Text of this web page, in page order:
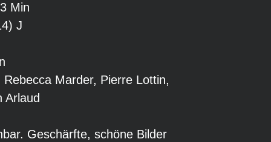
Min
J
Marder, Pierre Lottin,
Arlaud
Geschärfte, schöne Bilder